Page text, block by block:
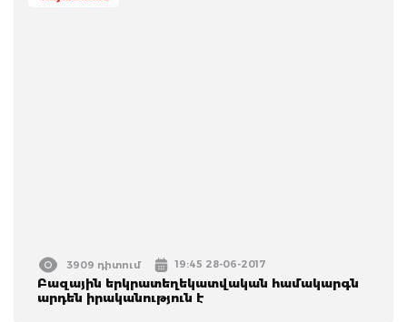
3909 դիտում 19:45 28-06-2017
Բազային երկրատեղեկատվական համակարգն
արդեն իրականություն է